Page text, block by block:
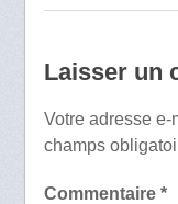
Laisser un
Votre adresse
champs
Commentaire *